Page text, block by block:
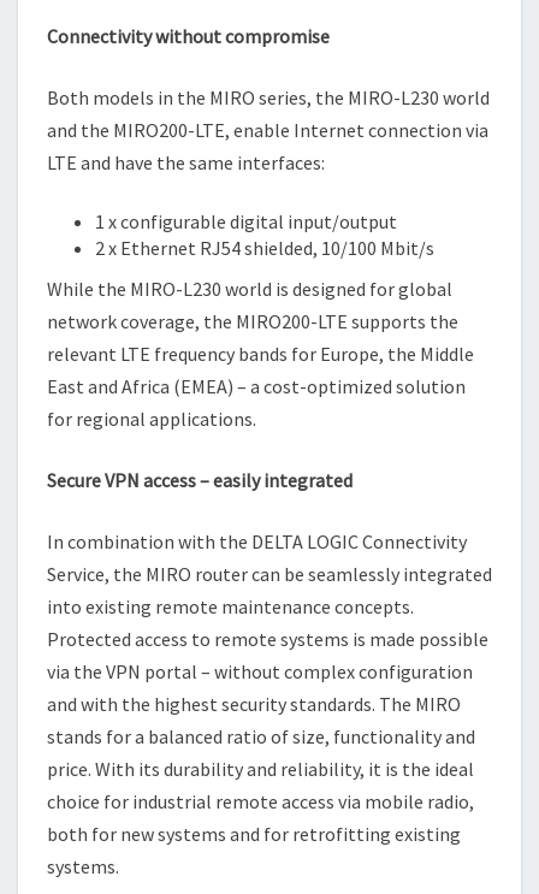
Connectivity without compromise
Both models in the MIRO series, the MIRO-L230 world
and the MIRO200-LTE, enable Internet connection via
LTE and have the same interfaces:
1 x configurable digital input/output
2 x Ethernet RJ54 shielded, 10/100 Mbit/s
While the MIRO-L230 world is designed for global
network coverage, the MIRO200-LTE supports the
relevant LTE frequency bands for Europe, the Middle
East and Africa (EMEA) – a cost-optimized solution
for regional applications.
Secure VPN access – easily integrated
In combination with the DELTA LOGIC Connectivity
Service, the MIRO router can be seamlessly integrated
into existing remote maintenance concepts.
Protected access to remote systems is made possible
via the VPN portal – without complex configuration
and with the highest security standards. The MIRO
stands for a balanced ratio of size, functionality and
price. With its durability and reliability, it is the ideal
choice for industrial remote access via mobile radio,
both for new systems and for retrofitting existing
systems.